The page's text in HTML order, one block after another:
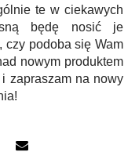
te w ciekawych
będę nosić je
czy podoba się Wam
nowym produktem
zapraszam na nowy